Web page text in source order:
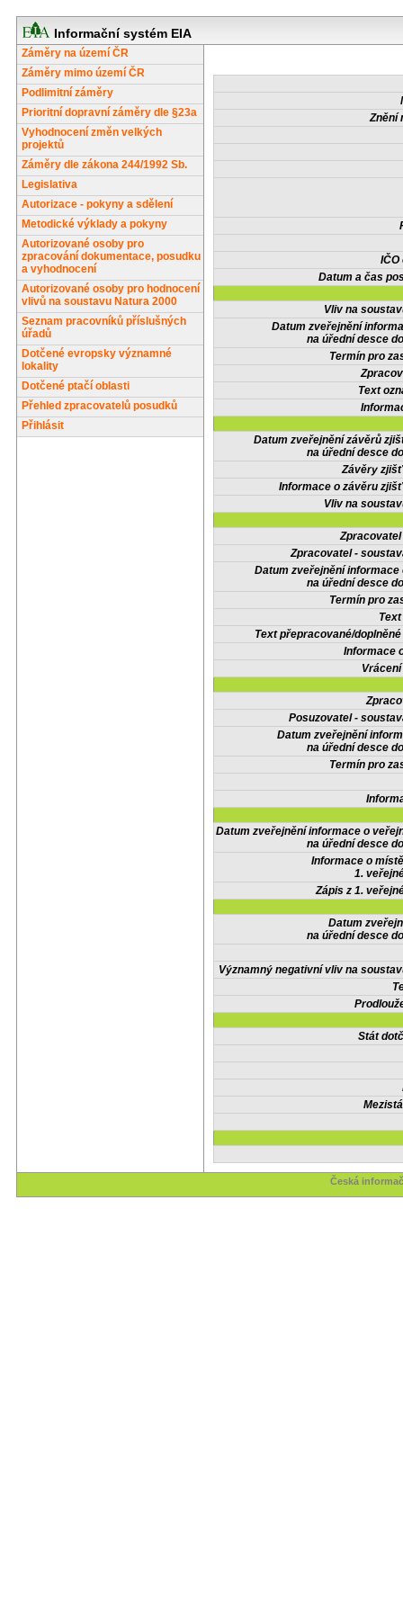
Informační systém EIA
Záměry na území ČR
Záměry mimo území ČR
Podlimitní záměry
Prioritní dopravní záměry dle §23a
Vyhodnocení změn velkých
projektů
Záměry dle zákona 244/1992 Sb.
Legislativa
Autorizace - pokyny a sdělení
Metodické výklady a pokyny
Autorizované osoby pro
zpracování dokumentace, posudku
a vyhodnocení
Autorizované osoby pro hodnocení
vlivů na soustavu Natura 2000
Seznam pracovníků příslušných
úřadů
Dotčené evropsky významné
lokality
Dotčené ptačí oblasti
Přehled zpracovatelů posudků
Přihlásit
Znění
IČO
Datum a čas
Vliv na
Datum zveřejnění
na úřední desce
Termín pro
Text
Datum zveřejnění závěrů
na úřední desce
Závěry
Informace o závěru
Vliv na
Zpracovatel -
Datum zveřejnění informace
na úřední desce
Termín pro
Text přepracované/
Informace
Posuzovatel -
Datum zveřejnění
na úřední desce
Termín pro
Datum zveřejnění informace o
na úřední desce
Informace o
1.
Zápis z 1.
Datum
na úřední desce
Významný negativní vliv na
Stát
Česká